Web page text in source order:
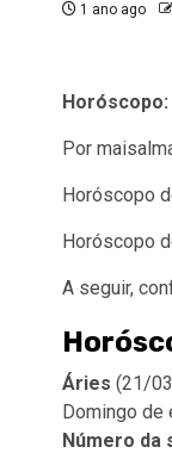
1 ano ago
Por
Horóscopo
Horóscopo
A seguir,
Áries (21/
Domingo de
Número da